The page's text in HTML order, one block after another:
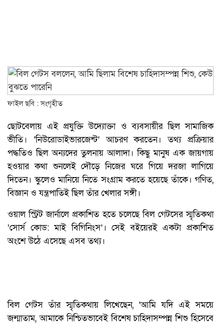
ফাইল ছবি : সংগৃহীত
ছোটবেলায় এই প্রযুক্তি উদ্যোক্তা ও ব্যবসায়ীর ছিল সামাজিক
ভীতি। ‘নিউরোডাইভারজেন্ট’ আচরণ করতেন। তথ্য প্রক্রিয়ার
পদ্ধতিও ছিল অন্যদের তুলনায় আলাদা। কিছু মানুষ এক জায়গায়
হওয়ার কথা শুনলেই দৌড়ে নিজের ঘরে গিয়ে দরজা লাগিয়ে
দিতেন। স্কুলেও মানিয়ে নিতে সংগ্রাম করতে হয়েছে তাঁকে। গণিত,
বিজ্ঞান ও যন্ত্রপাতিই ছিল তাঁর খেলার সঙ্গী।
ওয়াল স্ট্রিট জার্নালে প্রকাশিত হতে চলেছে বিল গেটসের স্মৃতিকথা
‘সোর্স কোড: মাই বিগিনিংস’। সেই বইয়েরই একটা প্রকাশিত
অংশে উঠে এসেছে এসব তথ্য।
বিল গেটস তাঁর স্মৃতিকথায় লিখেছেন, ‘আমি যদি এই সময়ে
জন্মাতাম, আমাকে নিশ্চিতভাবেই বিশেষ চাহিদাসম্পন্ন শিশু হিসেবে